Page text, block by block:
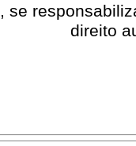
se
direito